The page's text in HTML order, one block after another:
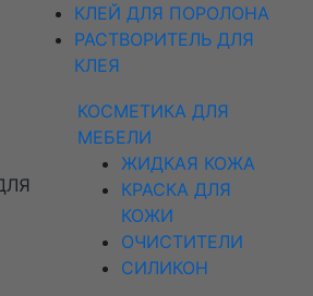
КЛЕЙ ДЛЯ ПОРОЛОНА
РАСТВОРИТЕЛЬ ДЛЯ
КЛЕЯ
КОСМЕТИКА ДЛЯ
МЕБЕЛИ
ЖИДКАЯ КОЖА
КРАСКА ДЛЯ
КОЖИ
ОЧИСТИТЕЛИ
СИЛИКОН